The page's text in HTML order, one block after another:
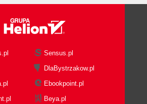
Sensus.pl
DlaBystrzakow.pl
Ebookpoint.pl
Beya.pl